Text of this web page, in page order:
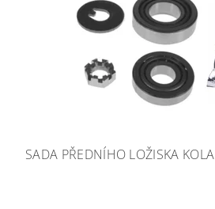
SADA PŘEDNÍHO LOŽISKA KOLA